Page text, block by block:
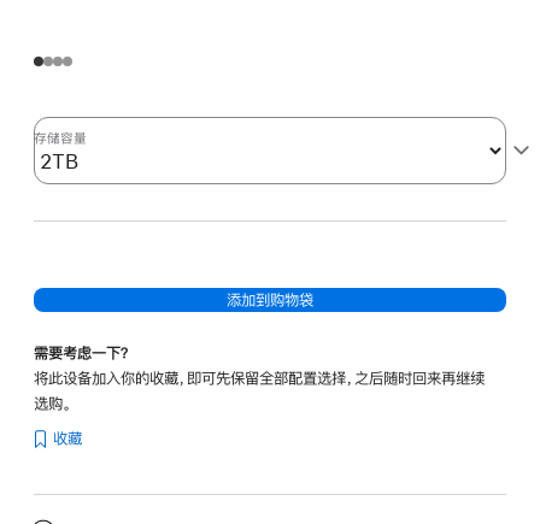
存储容量
添加到购物袋
需要考虑一下？
将此设备加入你的收藏，即可先保留全部配置选择，之后随时回来再继续
选购。
收藏